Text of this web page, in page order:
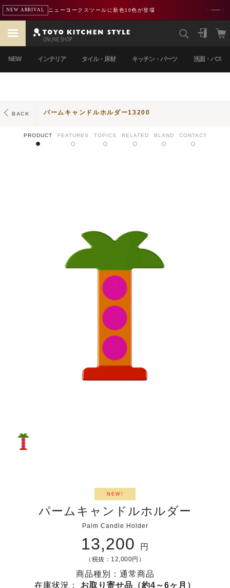
NEW ARRIVAL ニューヨークスツールに新色10色が登場
NEW インテリア タイル・床材 キッチン・パーツ 洗面・バス
BACK パームキャンドルホルダー13200
PRODUCT FEATURES TOPICS RELATED BLAND CONTACT
NEW!
パームキャンドルホルダー
Palm Candle Holder
13,200 円
（税抜：12,000円）
商品種別：通常商品
在庫状況 ： お取り寄せ品（約4～6ヶ月）